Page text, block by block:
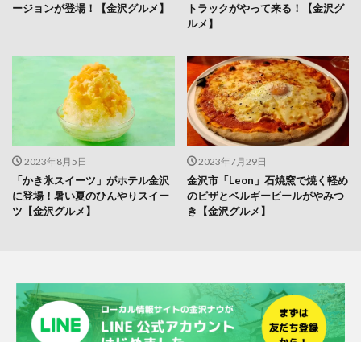
ージョンが登場！【金沢グルメ】
トラックがやって来る！【金沢グ
ルメ】
2023年8月5日
「かき氷スイーツ」がホテル金沢
に登場！暑い夏のひんやりスイー
ツ【金沢グルメ】
2023年7月29日
金沢市「Leon」石焼窯で焼く軽め
のピザとベルギービールがやみつ
き【金沢グルメ】